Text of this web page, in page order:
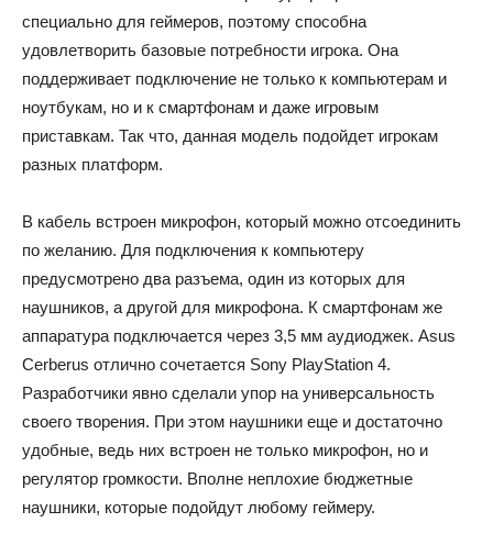
специально для геймеров, поэтому способна
удовлетворить базовые потребности игрока. Она
поддерживает подключение не только к компьютерам и
ноутбукам, но и к смартфонам и даже игровым
приставкам. Так что, данная модель подойдет игрокам
разных платформ.
В кабель встроен микрофон, который можно отсоединить
по желанию. Для подключения к компьютеру
предусмотрено два разъема, один из которых для
наушников, а другой для микрофона. К смартфонам же
аппаратура подключается через 3,5 мм аудиоджек. Asus
Cerberus отлично сочетается Sony PlayStation 4.
Разработчики явно сделали упор на универсальность
своего творения. При этом наушники еще и достаточно
удобные, ведь них встроен не только микрофон, но и
регулятор громкости. Вполне неплохие бюджетные
наушники, которые подойдут любому геймеру.